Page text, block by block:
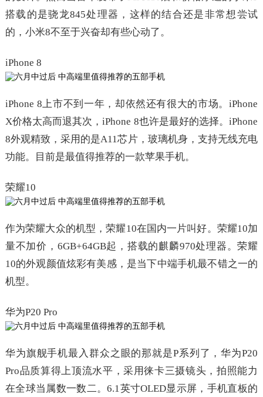
搭载的是骁龙845处理器，这样的结合还是非常想尝试
的，小米8不至于兴奋却有些心动了。
iPhone 8
iPhone 8上市不到一年，却依然还有很大的市场。iPhone
X价格太高而退其次，iPhone 8也许是最好的选择。iPhone
8外观精致，采用的是A11芯片，玻璃机身，支持无线充电
功能。目前是最值得推荐的一款苹果手机。
荣耀10
作为荣耀大众的机型，荣耀10在国内一片叫好。荣耀10加
量不加价，6GB+64GB起，搭载的麒麟970处理器。荣耀
10的外观颜值炫彩有美感，是当下中端手机最不错之一的
机型。
华为P20 Pro
华为旗舰手机最入群众之眼的那就是P系列了，华为P20
Pro品质算得上顶流水平，采用徕卡三摄镜头，拍照能力
在全球当属数一数二。6.1英寸OLED显示屏，手机直板的